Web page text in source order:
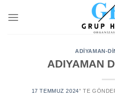
ADIYAMAN-
ADIYAMAN
17 TEMMUZ 2024’' TE